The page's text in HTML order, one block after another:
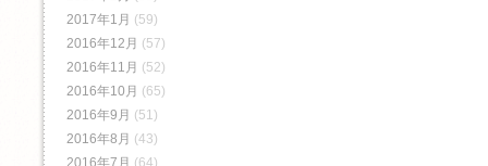
2017年1月 (59)
2016年12月 (57)
2016年11月 (52)
2016年10月 (65)
2016年9月 (51)
2016年8月 (43)
2016年7月 (64)